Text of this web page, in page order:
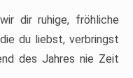
dir ruhige, fröhliche
du liebst, verbringst
des Jahres nie Zeit